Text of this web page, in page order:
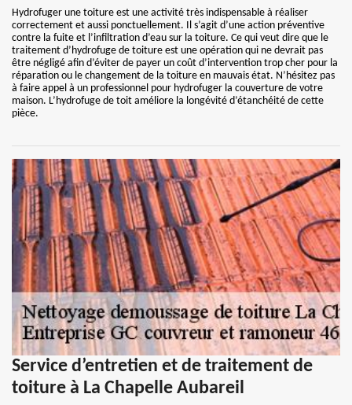
Hydrofuger une toiture est une activité très indispensable à réaliser
correctement et aussi ponctuellement. Il s’agit d’une action préventive
contre la fuite et l’infiltration d’eau sur la toiture. Ce qui veut dire que le
traitement d’hydrofuge de toiture est une opération qui ne devrait pas
être négligé afin d’éviter de payer un coût d’intervention trop cher pour la
réparation ou le changement de la toiture en mauvais état. N’hésitez pas
à faire appel à un professionnel pour hydrofuger la couverture de votre
maison. L’hydrofuge de toit améliore la longévité d’étanchéité de cette
pièce.
Service d’entretien et de traitement de
toiture à La Chapelle Aubareil